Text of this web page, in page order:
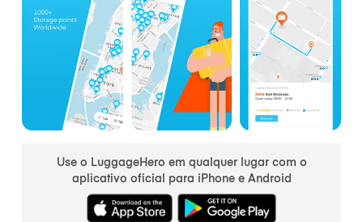
Use o LuggageHero em qualquer lugar com o
aplicativo oficial para iPhone e Android